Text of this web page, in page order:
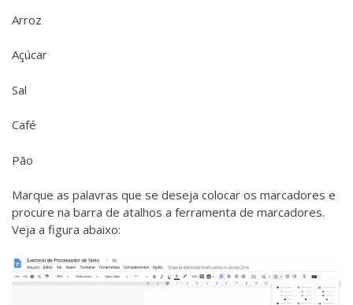
Arroz
Açúcar
Sal
Café
Pão
Marque as palavras que se deseja colocar os marcadores e
procure na barra de atalhos a ferramenta de marcadores.
Veja a figura abaixo: